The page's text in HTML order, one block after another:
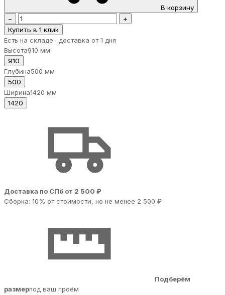
В корзину
−
+
Купить в 1 клик
Есть на складе · доставка от 1 дня
Высота910 мм
910
Глубина500 мм
500
Ширина1420 мм
1420
Доставка по СПб от 2 500 ₽
Сборка: 10% от стоимости, но не менее 2 500 ₽
Подберём
размерпод ваш проём